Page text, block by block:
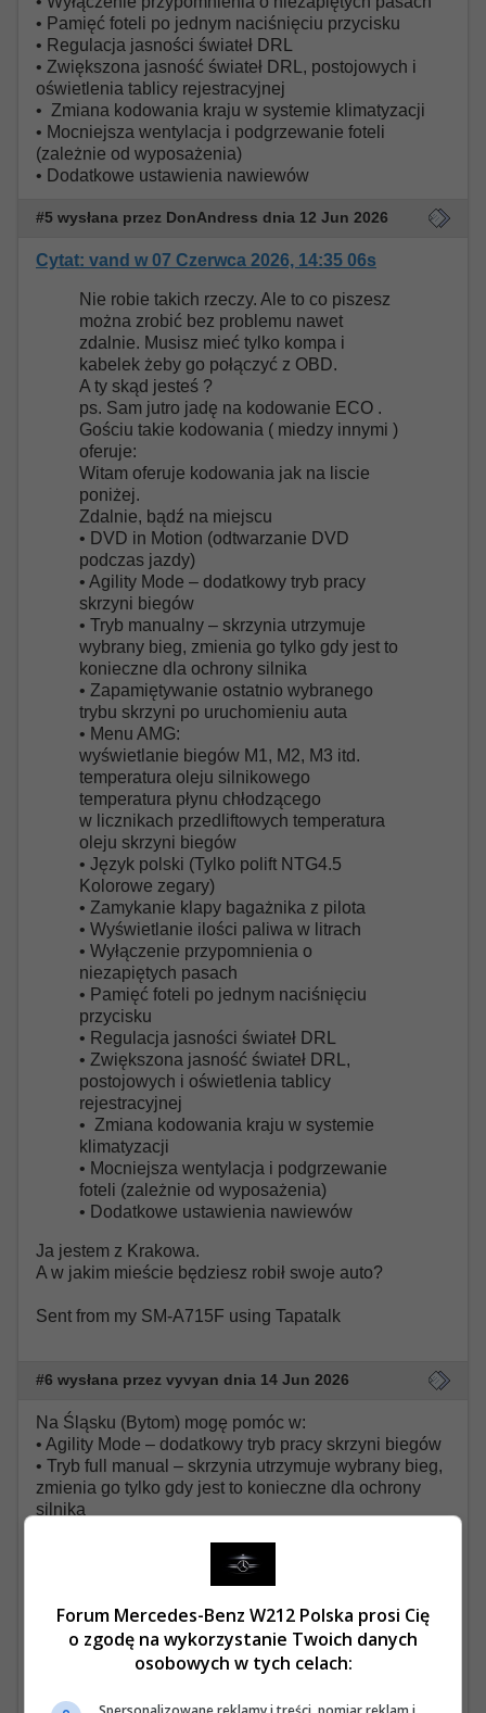
• Pamięć foteli po jednym naciśnięciu przycisku
• Regulacja jasności świateł DRL
• Zwiększona jasność świateł DRL, postojowych i
oświetlenia tablicy rejestracyjnej
• Zmiana kodowania kraju w systemie klimatyzacji
• Mocniejsza wentylacja i podgrzewanie foteli
(zależnie od wyposażenia)
• Dodatkowe ustawienia nawiewów
#5 wysłana przez DonAndress dnia 12 Jun 2026
Cytat: vand w 07 Czerwca 2026, 14:35 06s
Nie robie takich rzeczy. Ale to co piszesz
można zrobić bez problemu nawet
zdalnie. Musisz mieć tylko kompa i
kabelek żeby go połączyć z OBD.
A ty skąd jesteś ?
ps. Sam jutro jadę na kodowanie ECO .
Gościu takie kodowania ( miedzy innymi )
oferuje:
Witam oferuje kodowania jak na liscie
poniżej.
Zdalnie, bądź na miejscu
• DVD in Motion (odtwarzanie DVD
podczas jazdy)
• Agility Mode – dodatkowy tryb pracy
skrzyni biegów
• Tryb manualny – skrzynia utrzymuje
wybrany bieg, zmienia go tylko gdy jest to
konieczne dla ochrony silnika
• Zapamiętywanie ostatnio wybranego
trybu skrzyni po uruchomieniu auta
• Menu AMG:
wyświetlanie biegów M1, M2, M3 itd.
temperatura oleju silnikowego
temperatura płynu chłodzącego
w licznikach przedliftowych temperatura
oleju skrzyni biegów
• Język polski (Tylko polift NTG4.5
Kolorowe zegary)
• Zamykanie klapy bagażnika z pilota
• Wyświetlanie ilości paliwa w litrach
• Wyłączenie przypomnienia o
niezapiętych pasach
• Pamięć foteli po jednym naciśnięciu
przycisku
• Regulacja jasności świateł DRL
• Zwiększona jasność świateł DRL,
postojowych i oświetlenia tablicy
rejestracyjnej
• Zmiana kodowania kraju w systemie
klimatyzacji
• Mocniejsza wentylacja i podgrzewanie
foteli (zależnie od wyposażenia)
• Dodatkowe ustawienia nawiewów
Ja jestem z Krakowa.
A w jakim mieście będziesz robił swoje auto?
Sent from my SM-A715F using Tapatalk
#6 wysłana przez vyvyan dnia 14 Jun 2026
Na Śląsku (Bytom) mogę pomóc w:
• Agility Mode – dodatkowy tryb pracy skrzyni biegów
• Tryb full manual – skrzynia utrzymuje wybrany bieg,
zmienia go tylko gdy jest to konieczne dla ochrony
silnika
• Zamykanie klapy bagażnika z pilota
• Wyłączenie przypomnienia o niezapiętych pasach
• Dodatkowe ustawienia nawiewów
i jeżeli sprzętowo samochód ogarnie to bajer, który mi
Adaptacyjne Światła Drogowe.
Forum Mercedes-Benz W212 Polska prosi Cię
o zgodę na wykorzystanie Twoich danych
osobowych w tych celach: